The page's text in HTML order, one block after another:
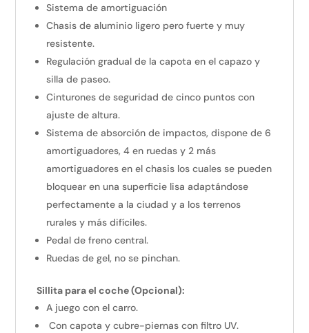
Sistema de amortiguación
Chasis de aluminio ligero pero fuerte y muy
resistente.
Regulación gradual de la capota en el capazo y
silla de paseo.
Cinturones de seguridad de cinco puntos con
ajuste de altura.
Sistema de absorción de impactos, dispone de 6
amortiguadores, 4 en ruedas y 2 más
amortiguadores en el chasis los cuales se pueden
bloquear en una superficie lisa adaptándose
perfectamente a la ciudad y a los terrenos
rurales y más difíciles.
Pedal de freno central.
Ruedas de gel, no se pinchan.
Sillita para el coche (Opcional):
A juego con el carro.
Con capota y cubre-piernas con filtro UV.